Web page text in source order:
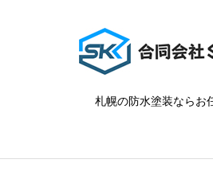
札幌の防水塗装ならお